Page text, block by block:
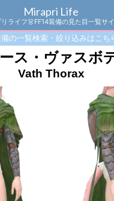
Mirapri Life
リライフ👗FF14装備の見た目一覧サ
備の一覧検索・絞り込みはこち
ス・ヴァスボ
Vath Thorax